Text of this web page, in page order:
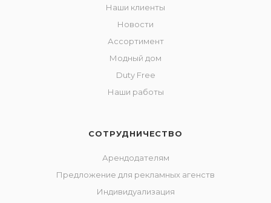
Наши клиенты
Новости
Ассортимент
Модный дом
Duty Free
Наши работы
СОТРУДНИЧЕСТВО
Арендодателям
Предложение для рекламных агенств
Индивидуализация